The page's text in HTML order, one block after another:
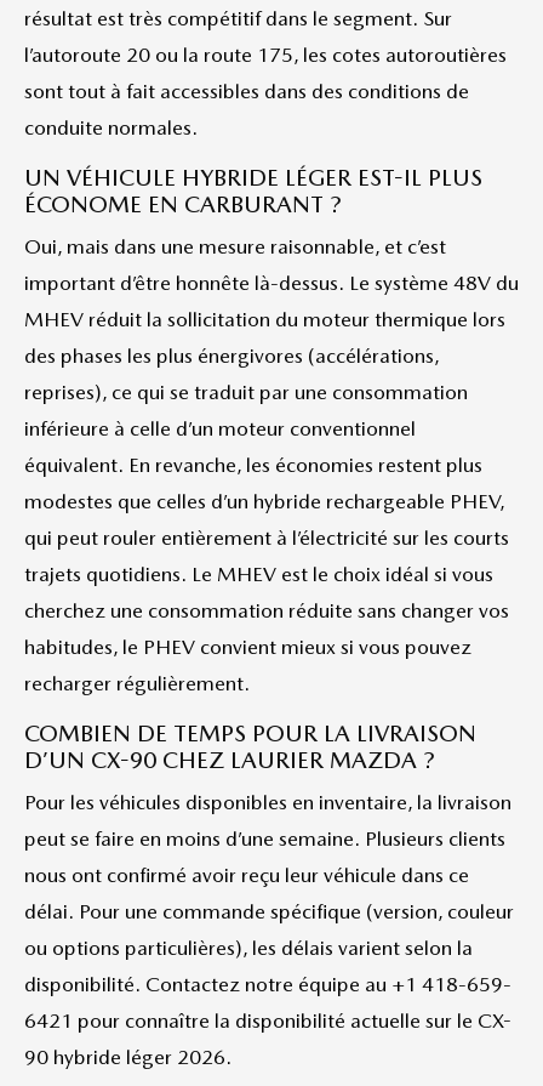
résultat est très compétitif dans le segment. Sur
l’autoroute 20 ou la route 175, les cotes autoroutières
sont tout à fait accessibles dans des conditions de
conduite normales.
UN VÉHICULE HYBRIDE LÉGER EST-IL PLUS
ÉCONOME EN CARBURANT ?
Oui, mais dans une mesure raisonnable, et c’est
important d’être honnête là-dessus. Le système 48V du
MHEV réduit la sollicitation du moteur thermique lors
des phases les plus énergivores (accélérations,
reprises), ce qui se traduit par une consommation
inférieure à celle d’un moteur conventionnel
équivalent. En revanche, les économies restent plus
modestes que celles d’un hybride rechargeable PHEV,
qui peut rouler entièrement à l’électricité sur les courts
trajets quotidiens. Le MHEV est le choix idéal si vous
cherchez une consommation réduite sans changer vos
habitudes, le PHEV convient mieux si vous pouvez
recharger régulièrement.
COMBIEN DE TEMPS POUR LA LIVRAISON
D’UN CX-90 CHEZ LAURIER MAZDA ?
Pour les véhicules disponibles en inventaire, la livraison
peut se faire en moins d’une semaine. Plusieurs clients
nous ont confirmé avoir reçu leur véhicule dans ce
délai. Pour une commande spécifique (version, couleur
ou options particulières), les délais varient selon la
disponibilité. Contactez notre équipe au +1 418-659-
6421 pour connaître la disponibilité actuelle sur le CX-
90 hybride léger 2026.